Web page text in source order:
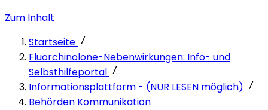
Zum Inhalt
Startseite
Fluorchinolone-Nebenwirkungen: Info- und
Selbsthilfeportal
Informationsplattform - (NUR LESEN möglich)
Behörden Kommunikation